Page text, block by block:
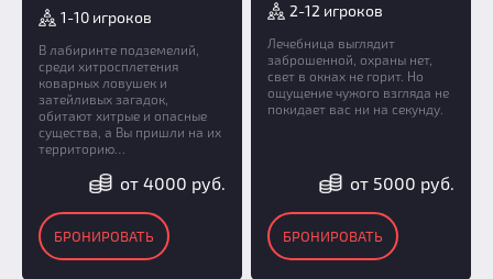
1-10 игроков
В лабиринте подземелий,
среди хитросплетения
коварных ловушек и
затейливых загадок,
обитают хитрые и опасные
существа, а Вы пришли на их
территорию…
от 4000 руб.
БРОНИРОВАТЬ
2-12 игроков
Лечебница выглядит
заброшенной, охраны нет,
свет в окнах не горит. Но
ощущение чужого взгляда не
покидает вас ни на секунду.
от 5000 руб.
БРОНИРОВАТЬ